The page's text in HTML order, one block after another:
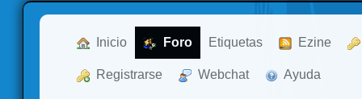
Inicio Foro Etiquetas Ezine
Registrarse Webchat Ayuda